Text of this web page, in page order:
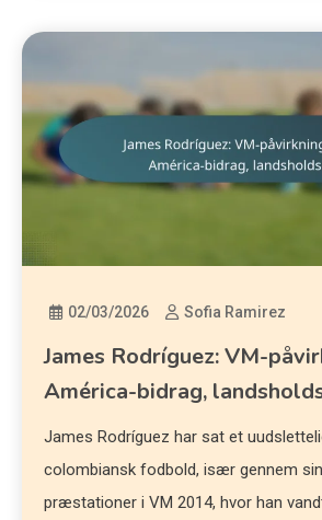
02/03/2026 Sofia Ramirez
James Rodríguez: VM-
América-bidrag,
James Rodríguez har sat et
colombiansk fodbold, især gennem
præstationer i VM 2014, hvor han